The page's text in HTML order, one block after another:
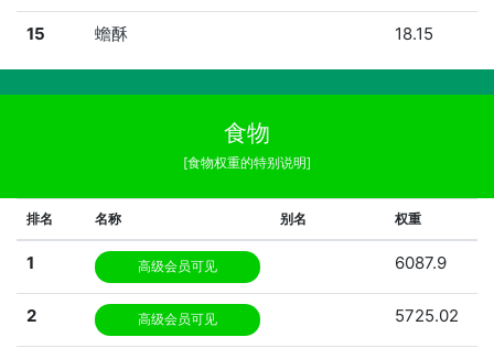
15 蟾酥 18.15
食物
[食物权重的特别说明]
排名 名称 别名 权重
1 高级会员可见 6087.9
2 高级会员可见 5725.02